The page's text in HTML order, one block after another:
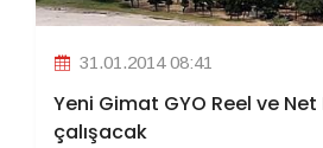
31.01.2014 08:41
Yeni Gimat GYO Reel ve
çalışacak